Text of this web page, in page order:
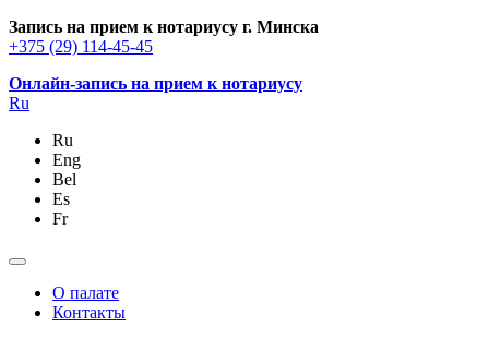
Запись на прием к нотариусу г. Минска
+375 (29) 114-45-45
Онлайн-запись на прием к нотариусу
Ru
Ru
Eng
Bel
Es
Fr
О палате
Контакты